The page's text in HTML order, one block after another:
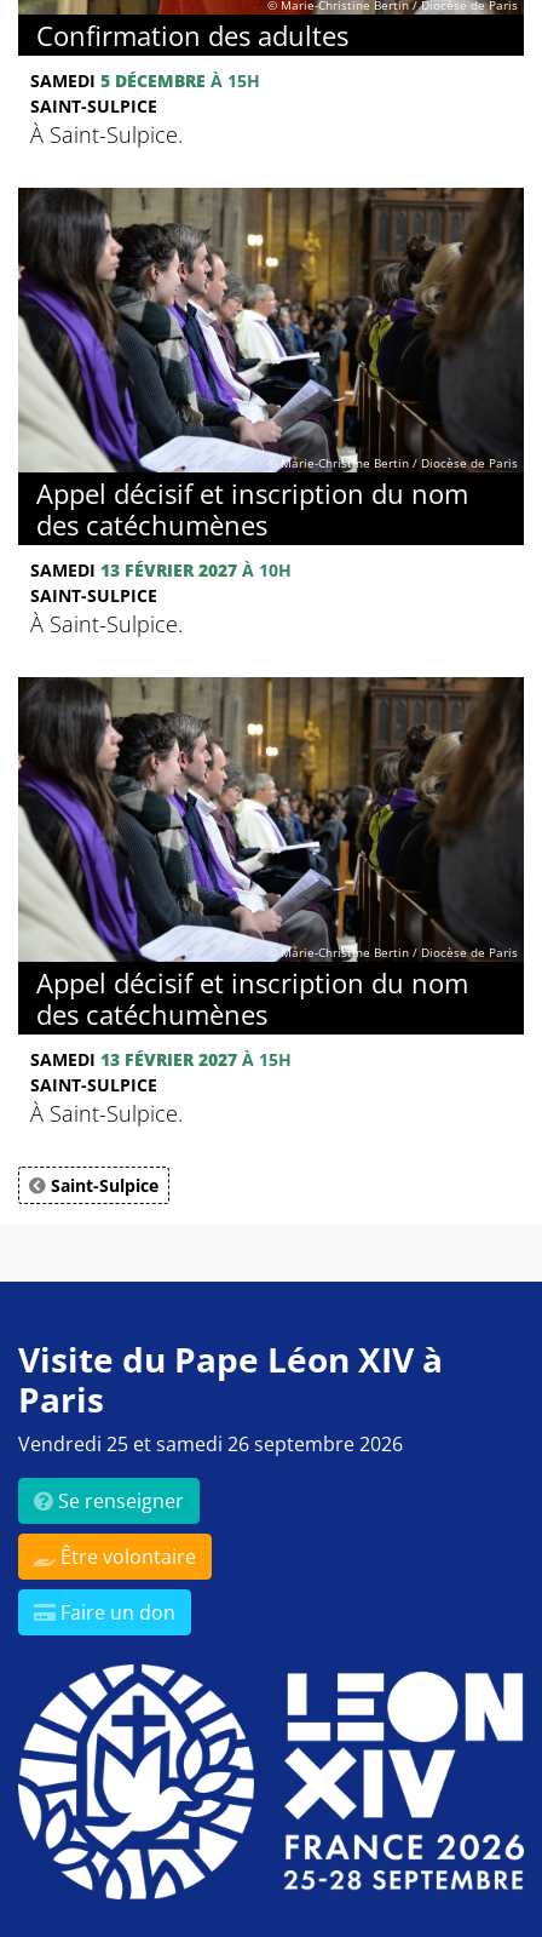
© Marie-Christine Bertin / Diocèse de Paris
Confirmation des adultes
SAMEDI 5 DÉCEMBRE À 15H
SAINT-SULPICE
À Saint-Sulpice.
© Marie-Christine Bertin / Diocèse de Paris
Appel décisif et inscription du nom
des catéchumènes
SAMEDI 13 FÉVRIER 2027 À 10H
SAINT-SULPICE
À Saint-Sulpice.
© Marie-Christine Bertin / Diocèse de Paris
Appel décisif et inscription du nom
des catéchumènes
SAMEDI 13 FÉVRIER 2027 À 15H
SAINT-SULPICE
À Saint-Sulpice.
Saint-Sulpice
Visite du Pape Léon XIV à
Paris
Vendredi 25 et samedi 26 septembre 2026
Se renseigner
Être volontaire
Faire un don